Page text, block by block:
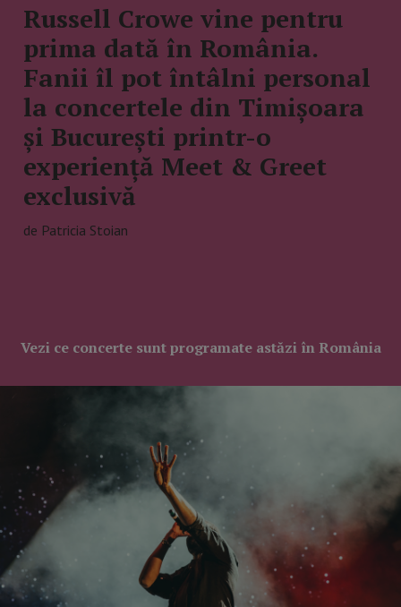
Russell Crowe vine pentru
prima dată în România.
Fanii îl pot întâlni personal
la concertele din Timișoara
și București printr-o
experiență Meet & Greet
exclusivă
de Patricia Stoian
Vezi ce concerte sunt programate astăzi în România